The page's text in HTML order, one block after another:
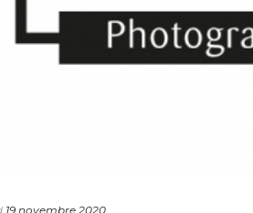
19 novembre 2020